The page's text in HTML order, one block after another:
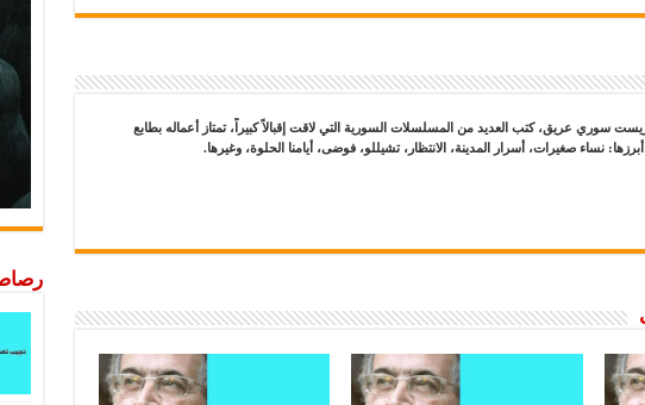
سوري عريق، كتب العديد من المسلسلات السورية التي لاقت إقبالاً كبيراً، تمتاز أعماله بطابع
نساء صغيرات، أسرار المدينة، الانتظار، تشيللو، فوضى، أيامنا الحلوة، وغيرها.